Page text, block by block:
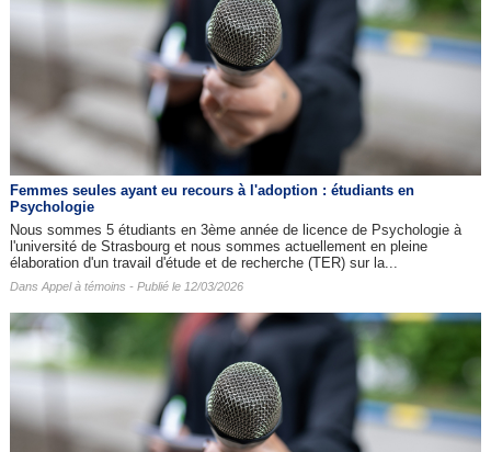
Femmes seules ayant eu recours à l'adoption : étudiants en
Psychologie
Nous sommes 5 étudiants en 3ème année de licence de Psychologie à
l'université de Strasbourg et nous sommes actuellement en pleine
élaboration d'un travail d'étude et de recherche (TER) sur la...
Dans Appel à témoins - Publié le 12/03/2026